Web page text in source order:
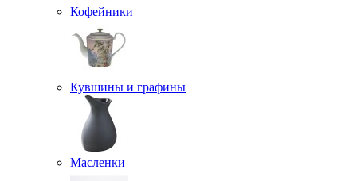
Кофейники
Кувшины и графины
Масленки